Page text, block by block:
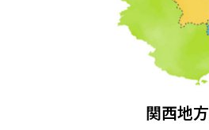
関西地方